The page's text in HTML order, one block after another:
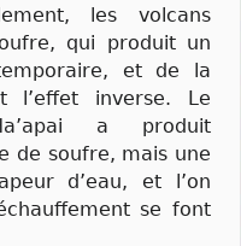
les volcans
qui produit un
et de la
l’effet inverse. Le
a produit
de soufre, mais une
d’eau, et l’on
se font